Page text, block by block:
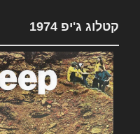
קטלוג ג'יפ 1974